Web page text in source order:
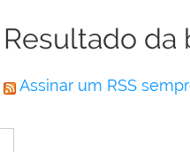
Resultado da
Assinar um RSS